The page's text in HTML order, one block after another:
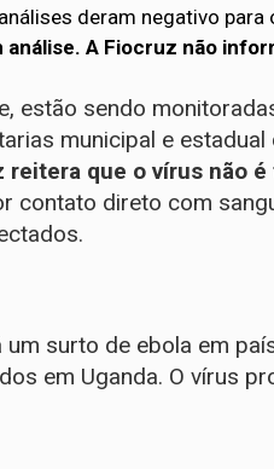
deram negativo para
análise. A Fiocruz não
estão sendo
municipal e
reitera que o vírus não
contato direto com
um surto de ebola em
em Uganda. O vírus